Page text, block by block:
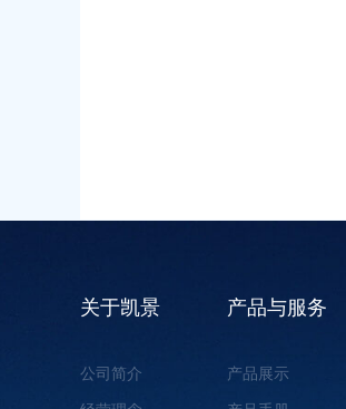
关于凯景
公司简介
产品与服务
产品展示